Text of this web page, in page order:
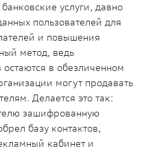
услуги, давно
пользователей для
и повышения
метод, ведь
в обезличенном
могут продавать
Делается это так:
зашифрованную
базу контактов,
кабинет и